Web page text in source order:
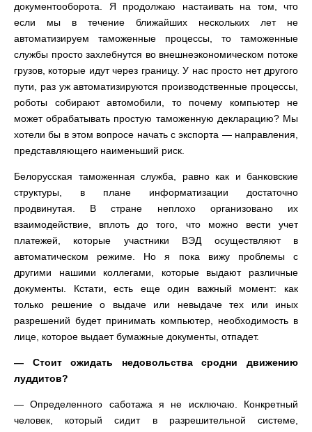
документооборота. Я продолжаю настаивать на том, что
если мы в течение ближайших нескольких лет не
автоматизируем таможенные процессы, то таможенные
службы просто захлебнутся во внешнеэкономическом потоке
грузов, которые идут через границу. У нас просто нет другого
пути, раз уж автоматизируются производственные процессы,
роботы собирают автомобили, то почему компьютер не
может обрабатывать простую таможенную декларацию? Мы
хотели бы в этом вопросе начать с экспорта — направления,
представляющего наименьший риск.
Белорусская таможенная служба, равно как и банковские
структуры, в плане информатизации достаточно
продвинутая. В стране неплохо организовано их
взаимодействие, вплоть до того, что можно вести учет
платежей, которые участники ВЭД осуществляют в
автоматическом режиме. Но я пока вижу проблемы с
другими нашими коллегами, которые выдают различные
документы. Кстати, есть еще один важный момент: как
только решение о выдаче или невыдаче тех или иных
разрешений будет принимать компьютер, необходимость в
лице, которое выдает бумажные документы, отпадет.
— Стоит ожидать недовольства сродни движению
луддитов?
— Определенного саботажа я не исключаю. Конкретный
человек, который сидит в разрешительной системе,